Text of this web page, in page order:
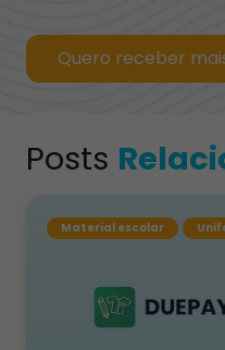
Quero receber
Posts
Material escolar